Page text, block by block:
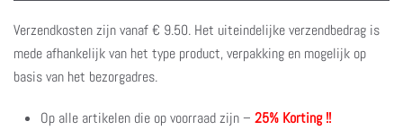
Verzendkosten zijn vanaf € 9.50. Het uiteindelijke verzendbedrag is
mede afhankelijk van het type product, verpakking en mogelijk op
basis van het bezorgadres.
Op alle artikelen die op voorraad zijn – 25% Korting !!